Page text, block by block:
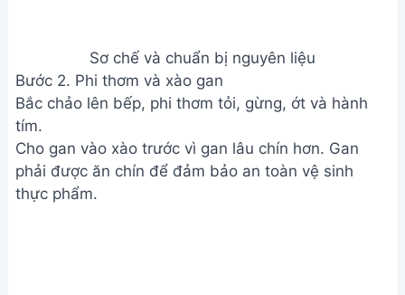
Sơ chế và chuẩn bị nguyên liệu
Bước 2. Phi thơm và xào gan
Bắc chảo lên bếp, phi thơm tỏi, gừng, ớt và hành
tím.
Cho gan vào xào trước vì gan lâu chín hơn. Gan
phải được ăn chín để đảm bảo an toàn vệ sinh
thực phẩm.